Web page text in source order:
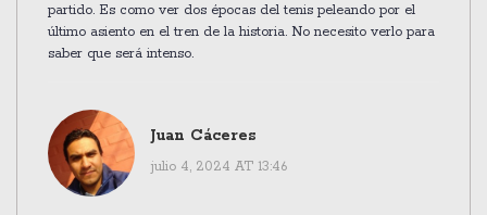
partido. Es como ver dos épocas del tenis peleando por el
último asiento en el tren de la historia. No necesito verlo para
saber que será intenso.
Juan Cáceres
julio 4, 2024 AT 13:46